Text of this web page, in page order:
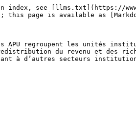
index, see [llms.txt](https://
this page is available as
APU regroupent les unités
du revenu et des
à d’autres secteurs